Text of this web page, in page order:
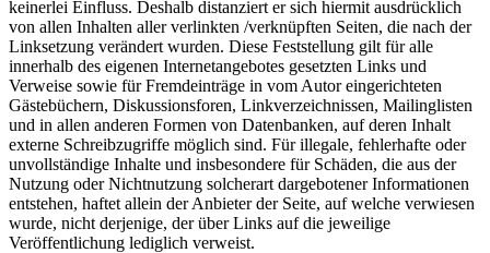
keinerlei Einfluss. Deshalb distanziert er sich hiermit ausdrücklich
von allen Inhalten aller verlinkten /verknüpften Seiten, die nach der
Linksetzung verändert wurden. Diese Feststellung gilt für alle
innerhalb des eigenen Internetangebotes gesetzten Links und
Verweise sowie für Fremdeinträge in vom Autor eingerichteten
Gästebüchern, Diskussionsforen, Linkverzeichnissen, Mailinglisten
und in allen anderen Formen von Datenbanken, auf deren Inhalt
externe Schreibzugriffe möglich sind. Für illegale, fehlerhafte oder
unvollständige Inhalte und insbesondere für Schäden, die aus der
Nutzung oder Nichtnutzung solcherart dargebotener Informationen
entstehen, haftet allein der Anbieter der Seite, auf welche verwiesen
wurde, nicht derjenige, der über Links auf die jeweilige
Veröffentlichung lediglich verweist.